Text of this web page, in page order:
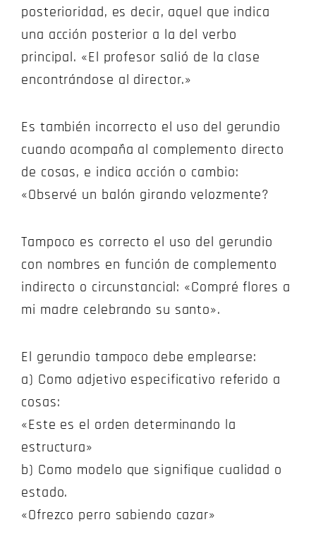
posterioridad, es decir, aquel que indica
una acción posterior a la del verbo
principal. «El profesor salió de la clase
encontrándose al director.»
Es también incorrecto el uso del gerundio
cuando acompaña al complemento directo
de cosas, e indica acción o cambio:
«Observé un balón girando velozmente?
Tampoco es correcto el uso del gerundio
con nombres en función de complemento
indirecto o circunstancial: «Compré flores a
mi madre celebrando su santo».
El gerundio tampoco debe emplearse:
a) Como adjetivo especificativo referido a
cosas:
«Este es el orden determinando la
estructura»
b) Como modelo que signifique cualidad o
estado.
«Ofrezco perro sabiendo cazar»